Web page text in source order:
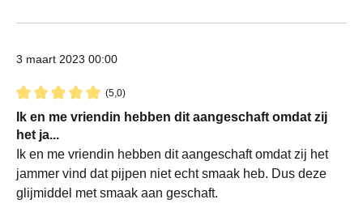
3 maart 2023 00:00
(5,0)
Recensie met een waardering van 5 van de 5 sterren
Ik en me vriendin hebben dit aangeschaft omdat zij
het ja...
Ik en me vriendin hebben dit aangeschaft omdat zij het
jammer vind dat pijpen niet echt smaak heb. Dus deze
glijmiddel met smaak aan geschaft.